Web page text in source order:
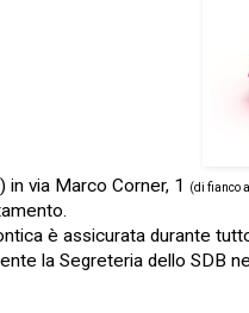
in via Marco Corner, 1 (di fianco
è assicurata durante
la Segreteria dello SDB